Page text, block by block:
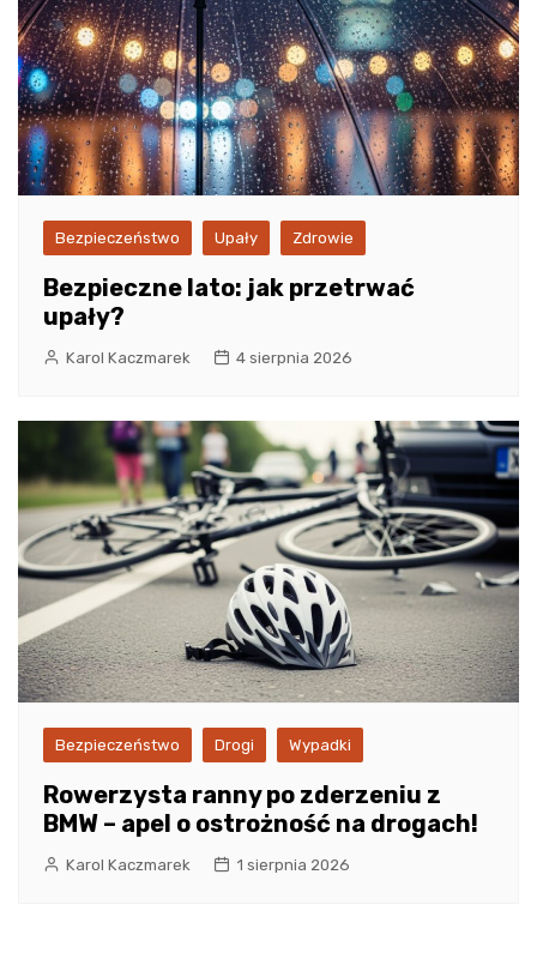
Bezpieczeństwo Upały Zdrowie
Bezpieczne lato: jak przetrwać
upały?
Karol Kaczmarek 4 sierpnia 2026
Bezpieczeństwo Drogi Wypadki
Rowerzysta ranny po zderzeniu z
BMW – apel o ostrożność na drogach!
Karol Kaczmarek 1 sierpnia 2026